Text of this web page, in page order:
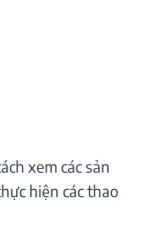
xem các sản
hiện các thao